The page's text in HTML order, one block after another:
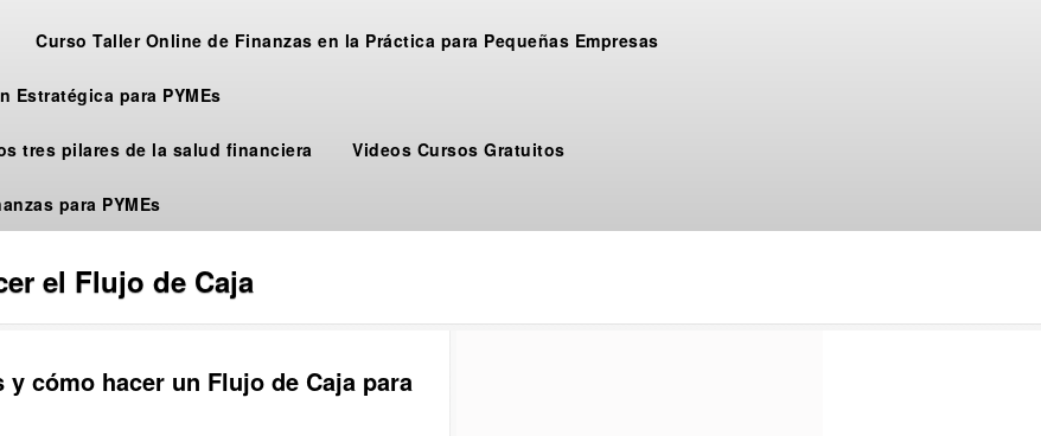
Curso Taller Online de Finanzas en la Práctica para Pequeñas Empresas
Estratégica para PYMEs
tres pilares de la salud financiera Videos Cursos Gratuitos
para PYMEs
el Flujo de Caja
cómo hacer un Flujo de Caja para